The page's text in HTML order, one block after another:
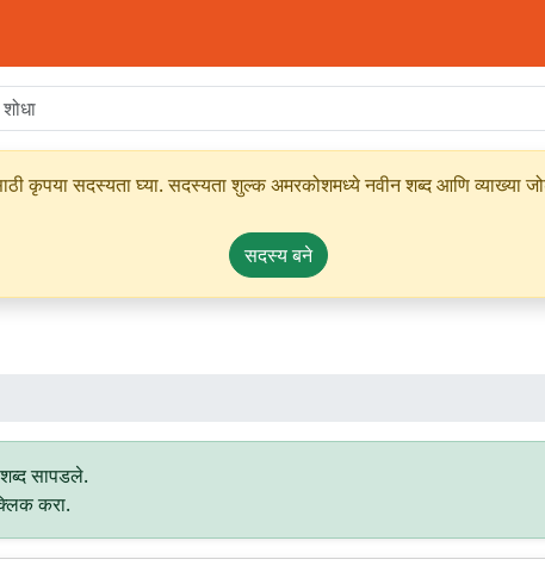
कृपया सदस्यता घ्या. सदस्यता शुल्क अमरकोशमध्ये नवीन शब्द आणि व्याख्या
सदस्य बने
शब्द सापडले.
करा.